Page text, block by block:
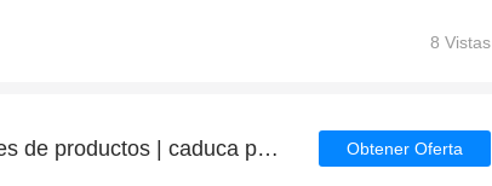
8 Vistas
Ahorre hasta 6€ en miles de productos | caduca pronto Obtener Oferta